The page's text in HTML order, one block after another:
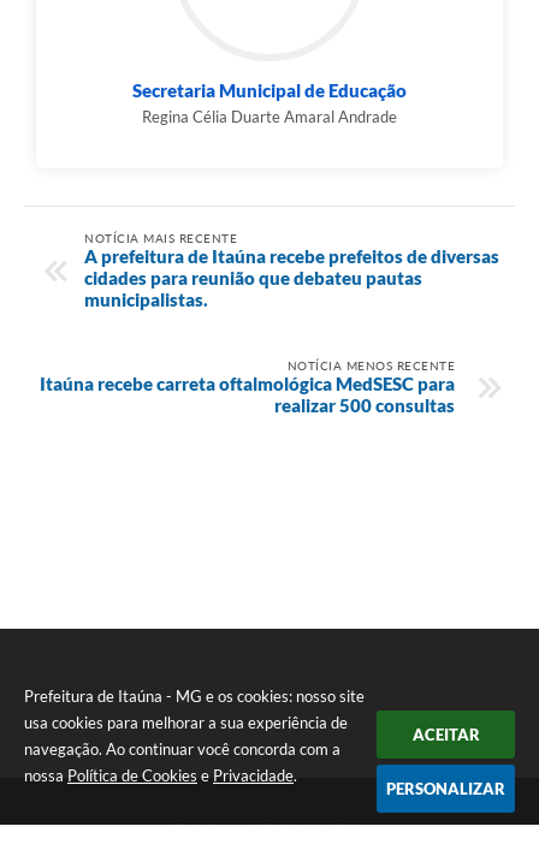
Prefeitura de Itaúna - MG e os cookies: nosso site
usa cookies para melhorar a sua experiência de
navegação. Ao continuar você concorda com a
nossa Política de Cookies e Privacidade.
ACEITAR
PERSONALIZAR
Secretaria Municipal de Educação
Regina Célia Duarte Amaral Andrade
NOTÍCIA MAIS RECENTE
A prefeitura de Itaúna recebe prefeitos de diversas
cidades para reunião que debateu pautas
municipalistas.
NOTÍCIA MENOS RECENTE
Itaúna recebe carreta oftalmológica MedSESC para
realizar 500 consultas
Telefone: (37) 3249-9500